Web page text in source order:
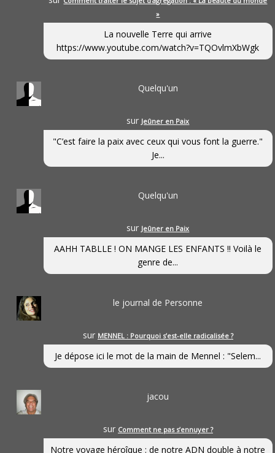
»
La nouvelle Terre qui arrive
https://www.youtube.com/watch?v=TQOvlmXbWgk
Quelqu'un
sur Jeûner en Paix
"C’est faire la paix avec ceux qui vous font la guerre."
Je...
Quelqu'un
sur Jeûner en Paix
AAHH TABLLE ! ON MANGE LES ENFANTS !! Voilà le
genre de...
le journal de Personne
sur MENNEL : Pourquoi s’est-elle radicalisée ?
Je dépose ici le mot de la main de Mennel : "Selem...
jacou
sur Comment ne pas s’ennuyer ?
Notre voyage héroîque : de notre ADN double à notre